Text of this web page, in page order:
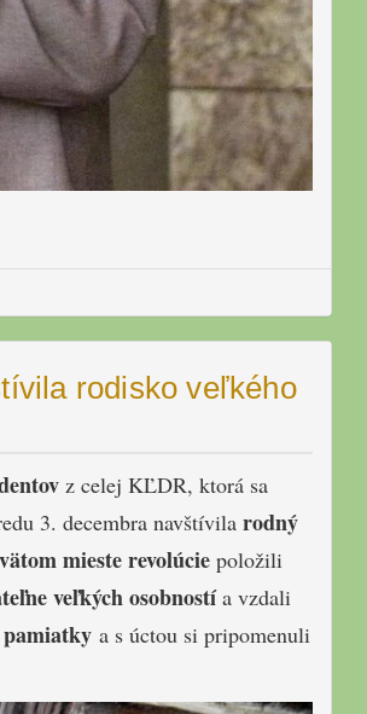
rodisko veľkého
z celej KĽDR, ktorá sa
3. decembra navštívila rodný
mieste revolúcie položili
veľkých osobnostía vzdali
a s úctou si pripomenuli